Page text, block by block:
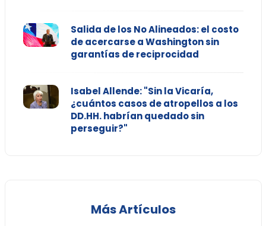
Salida de los No Alineados: el costo
de acercarse a Washington sin
garantías de reciprocidad
Isabel Allende: "Sin la Vicaría,
¿cuántos casos de atropellos a los
DD.HH. habrían quedado sin
perseguir?"
Más Artículos